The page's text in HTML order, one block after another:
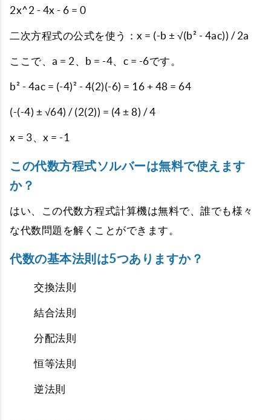
2x^2 - 4x - 6 = 0
二次方程式の公式を使う：x = (-b ± √(b² - 4ac)) / 2a
ここで、a = 2、b = -4、c = -6です。
b² - 4ac = (-4)² - 4(2)(-6) = 16 + 48 = 64
(-(-4) ± √64) / (2(2)) = (4 ± 8) / 4
x = 3、x = -1
この代数方程式ソルバーは無料で使えます
か？
はい、この代数方程式計算機は無料で、誰でも様々
な代数問題を解くことができます。
代数の基本法則は5つありますか？
交換法則
結合法則
分配法則
恒等法則
逆法則